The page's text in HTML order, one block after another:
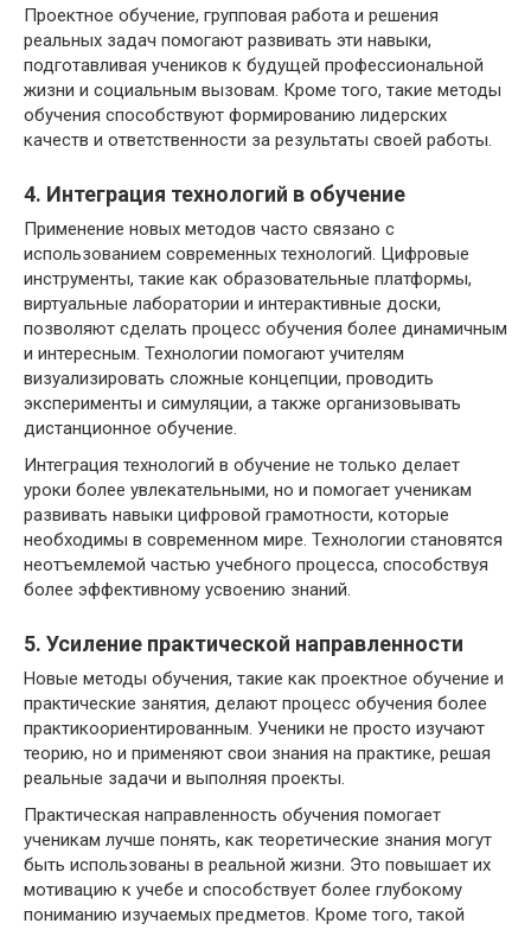
Проектное обучение, групповая работа и решения
реальных задач помогают развивать эти навыки,
подготавливая учеников к будущей профессиональной
жизни и социальным вызовам. Кроме того, такие методы
обучения способствуют формированию лидерских
качеств и ответственности за результаты своей работы.
4. Интеграция технологий в обучение
Применение новых методов часто связано с
использованием современных технологий. Цифровые
инструменты, такие как образовательные платформы,
виртуальные лаборатории и интерактивные доски,
позволяют сделать процесс обучения более динамичным
и интересным. Технологии помогают учителям
визуализировать сложные концепции, проводить
эксперименты и симуляции, а также организовывать
дистанционное обучение.
Интеграция технологий в обучение не только делает
уроки более увлекательными, но и помогает ученикам
развивать навыки цифровой грамотности, которые
необходимы в современном мире. Технологии становятся
неотъемлемой частью учебного процесса, способствуя
более эффективному усвоению знаний.
5. Усиление практической направленности
Новые методы обучения, такие как проектное обучение и
практические занятия, делают процесс обучения более
практикоориентированным. Ученики не просто изучают
теорию, но и применяют свои знания на практике, решая
реальные задачи и выполняя проекты.
Практическая направленность обучения помогает
ученикам лучше понять, как теоретические знания могут
быть использованы в реальной жизни. Это повышает их
мотивацию к учебе и способствует более глубокому
пониманию изучаемых предметов. Кроме того, такой